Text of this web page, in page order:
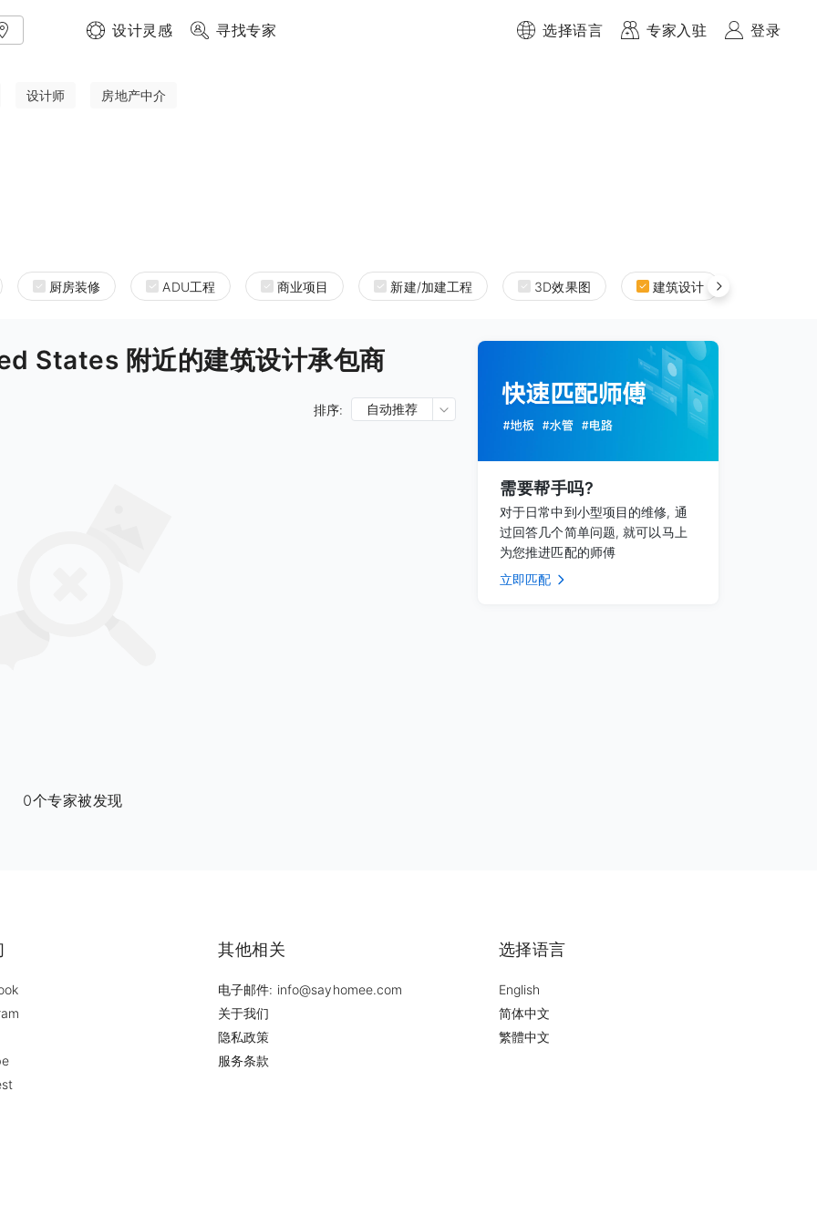
设计灵感 寻找专家 选择语言 专家入驻 登录
设计师 房地产中介
厨房装修 ADU工程 商业项目 新建/加建工程 3D效果图 建筑设计
States 附近的建筑设计承包商
排序: 自动推荐
0个专家被发现
需要帮手吗?
对于日常中到小型项目的维修, 通
过回答几个简单问题, 就可以马上
为您推进匹配的师傅
立即匹配
其他相关
电子邮件: info@sayhomee.com
关于我们
隐私政策
服务条款
选择语言
English
简体中文
繁體中文